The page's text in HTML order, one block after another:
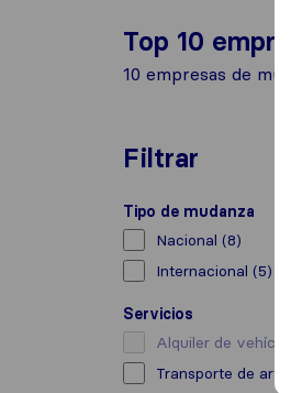
Top 10
10 empresas de
Filtrar
Tipo de mudanza
Nacional (8)
Internacional (5)
Servicios
Alquiler de
Transporte de arte